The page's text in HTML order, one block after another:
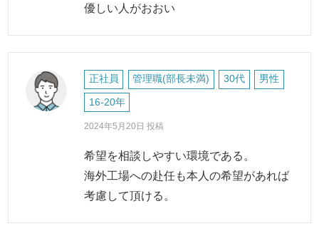
優しい人がおおい
正社員 管理職(部長未満) 30代 男性
16-20年
2024年5月20日 投稿
希望を相談しやすい環境である。
海外工場への赴任も本人の希望があれば
考慮して頂ける。